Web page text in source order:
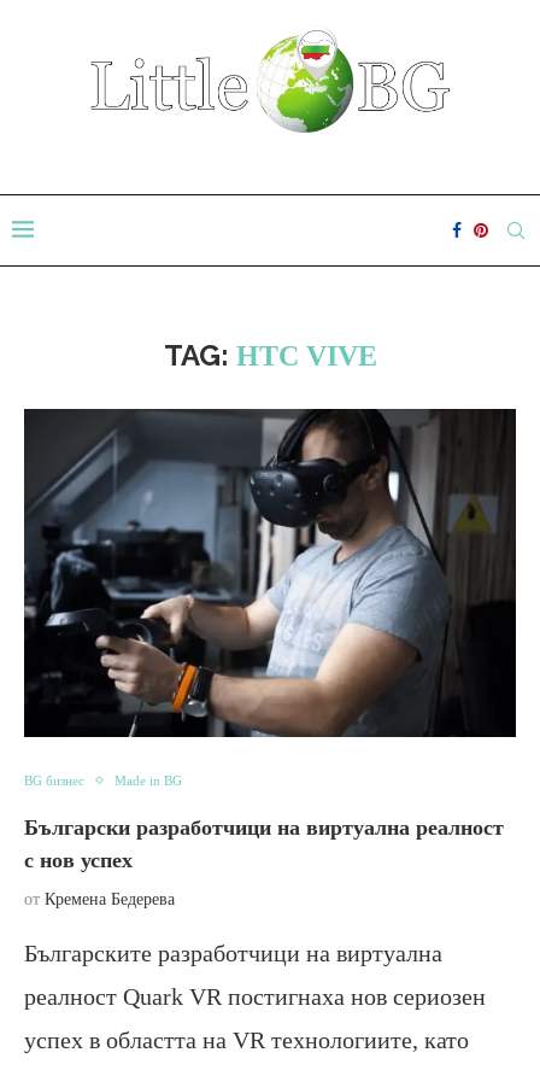
TAG: HTC VIVE
BG бизнес Made in BG
Български разработчици на виртуална реалност
с нов успех
от Кремена Бедерева
Българските разработчици на виртуална
реалност Quark VR постигнаха нов сериозен
успех в областта на VR технологиите, като